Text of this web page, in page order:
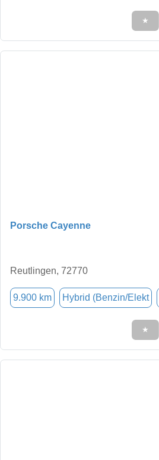
★
Porsche Cayenne
Reutlingen, 72770
9.900 km Hybrid (Benzin/Elekt
★